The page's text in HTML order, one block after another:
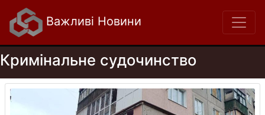
Важливі Новини
Кримінальне судочинство